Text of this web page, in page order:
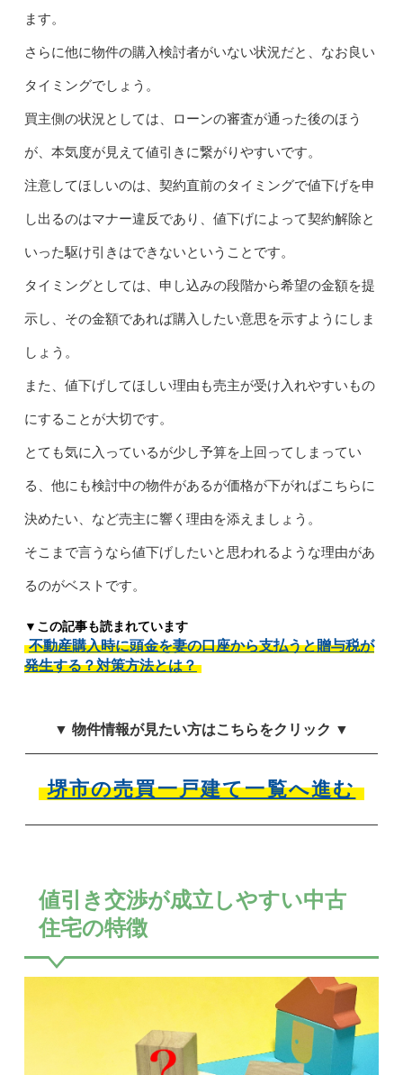
ます。
さらに他に物件の購入検討者がいない状況だと、なお良い
タイミングでしょう。
買主側の状況としては、ローンの審査が通った後のほう
が、本気度が見えて値引きに繋がりやすいです。
注意してほしいのは、契約直前のタイミングで値下げを申
し出るのはマナー違反であり、値下げによって契約解除と
いった駆け引きはできないということです。
タイミングとしては、申し込みの段階から希望の金額を提
示し、その金額であれば購入したい意思を示すようにしま
しょう。
また、値下げしてほしい理由も売主が受け入れやすいもの
にすることが大切です。
とても気に入っているが少し予算を上回ってしまってい
る、他にも検討中の物件があるが価格が下がればこちらに
決めたい、など売主に響く理由を添えましょう。
そこまで言うなら値下げしたいと思われるような理由があ
るのがベストです。
▼この記事も読まれています
不動産購入時に頭金を妻の口座から支払うと贈与税が
発生する？対策方法とは？
▼ 物件情報が見たい方はこちらをクリック ▼
堺市の売買一戸建て一覧へ進む
値引き交渉が成立しやすい中古
住宅の特徴